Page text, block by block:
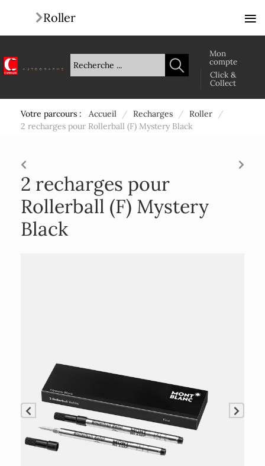
Mon
compte
Click &
Collect
Votre parcours : Accueil / Recharges / Roller
/
2 recharges pour Rollerball (F) Mystery Black
2 recharges pour
Rollerball (F) Mystery
Black
Roller ≡